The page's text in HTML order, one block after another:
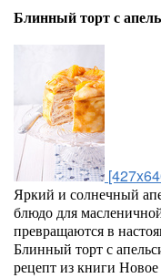
Блинный торт с
Яркий и солнечный
блюдо для
превращаются в
Блинный торт с
рецепт из книги Новое